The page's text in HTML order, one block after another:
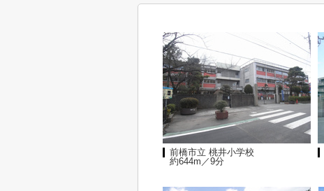
前橋市立 桃井小学校
約644m／9分